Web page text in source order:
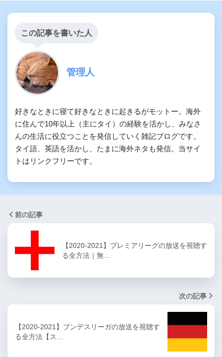
この記事を書いた人
管理人
好きなときに寝て好きなときに起きるがモットー。海外
に住んで10年以上（主にタイ）の経験を活かし、みなさ
んの生活に役立つことを発信していく雑記ブログです。
タイ語、英語を活かし、たまに海外ネタも発信。当サイ
トはリンクフリーです。
前の記事
【2020-2021】プレミアリーグの放送を視聴す
る全方法｜無…
次の記事
【2020-2021】ブンデスリーガの放送を視聴す
る全方法【ス…